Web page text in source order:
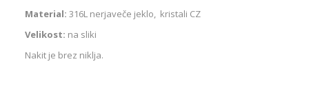
Material: 316L nerjaveče jeklo, kristali CZ
Velikost: na sliki
Nakit je brez niklja.